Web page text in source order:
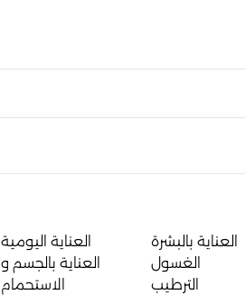
العناية بالبشرة
الغسول
الترطيب
العناية اليومية
العناية بالجسم و
الاستحمام